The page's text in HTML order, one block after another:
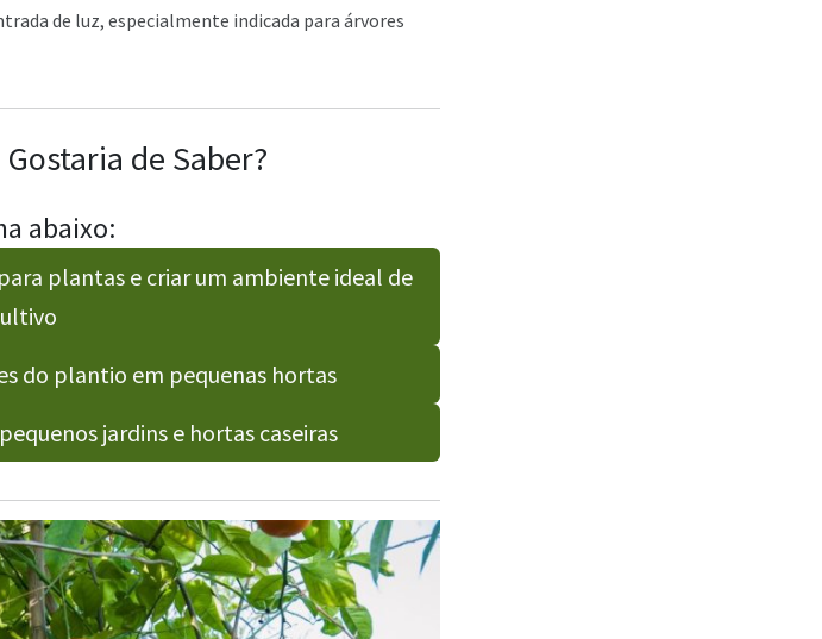
de luz, especialmente indicada para árvores
de Saber?
abaixo:
plantas e criar um ambiente ideal de
do plantio em pequenas hortas
jardins e hortas caseiras